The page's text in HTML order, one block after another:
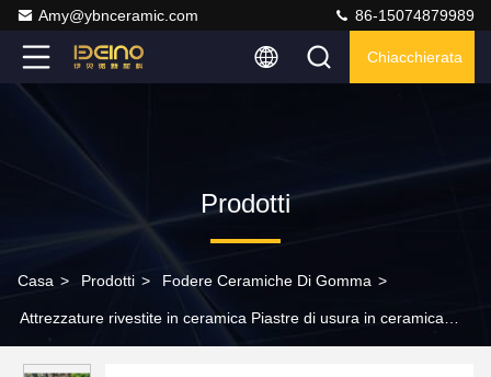
Amy@ybnceramic.com 86-15074879989
Chiacchierata
Prodotti
Casa > Prodotti > Fodere Ceramiche Di Gomma >
Attrezzature rivestite in ceramica Piastre di usura in ceramica